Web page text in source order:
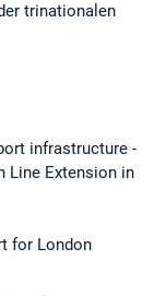
trinationalen
infrastructure -
Line Extension in
for London